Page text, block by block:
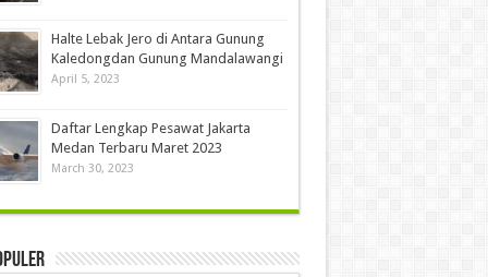
Halte Lebak Jero di Antara Gunung
Kaledongdan Gunung Mandalawangi
April 5, 2023
Daftar Lengkap Pesawat Jakarta
Medan Terbaru Maret 2023
March 30, 2023